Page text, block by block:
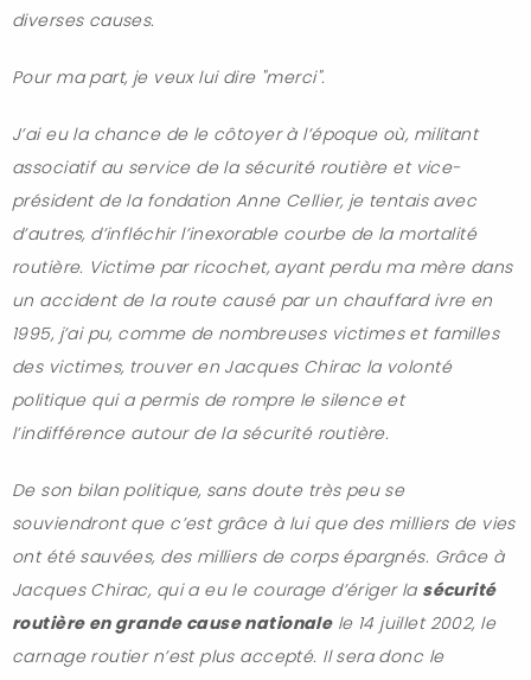
diverses causes.
Pour ma part, je veux lui dire "merci".
J’ai eu la chance de le côtoyer à l’époque où, militant
associatif au service de la sécurité routière et vice-
président de la fondation Anne Cellier, je tentais avec
d’autres, d’infléchir l’inexorable courbe de la mortalité
routière. Victime par ricochet, ayant perdu ma mère dans
un accident de la route causé par un chauffard ivre en
1995, j’ai pu, comme de nombreuses victimes et familles
des victimes, trouver en Jacques Chirac la volonté
politique qui a permis de rompre le silence et
l’indifférence autour de la sécurité routière.
De son bilan politique, sans doute très peu se
souviendront que c’est grâce à lui que des milliers de vies
ont été sauvées, des milliers de corps épargnés. Grâce à
Jacques Chirac, qui a eu le courage d’ériger la sécurité
routière en grande cause nationalele 14 juillet 2002, le
carnage routier n’est plus accepté. Il sera donc le